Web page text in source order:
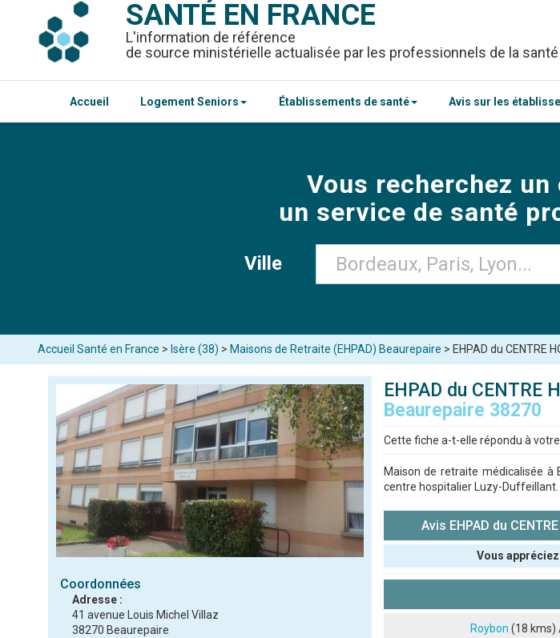
SANTÉ EN FRANCE
L'information de référence
de source ministérielle actualisée par les professionnels de la santé
Accueil Logement Seniors Établissements de santé Avis sur les
Vous recherchez
un service de santé
Ville
Accueil Santé en France > Isère (38) > Maisons de Retraite (EHPAD) Beaurepaire > EHPAD du CENTRE
Coordonnées
Adresse :
41 avenue Louis Michel Villaz
38270 Beaurepaire
EHPAD du CENTRE
Beaurepaire 38270
Cette fiche a-t-elle répondu à
Maison de retraite médicalisée
centre hospitalier Luzy-Duffeillant.
Avis EHPAD du
Vous
Note que vous souhaitez
Roybon (18 kms)